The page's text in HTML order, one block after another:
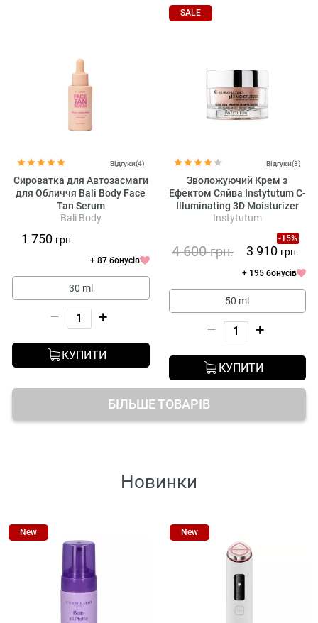
Відгуки(4)
Сироватка для Автозасмаги
для Обличчя Bali Body Face
Tan Serum
Bali Body
1 750 грн.
+ 87 бонусів
30 ml
– +
КУПИТИ
SALE
Відгуки(3)
Зволожуючий Крем з
Ефектом Сяйва Instytutum C-
Illuminating 3D Moisturizer
Instytutum
-15%
4 600грн. 3 910 грн.
+ 195 бонусів
50 ml
– +
КУПИТИ
БІЛЬШЕ ТОВАРІВ
Новинки
New New